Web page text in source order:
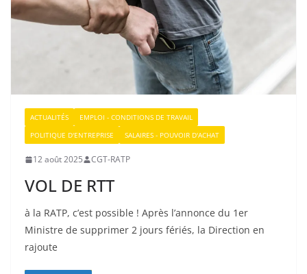
ACTUALITÉS
EMPLOI - CONDITIONS DE TRAVAIL
POLITIQUE D'ENTREPRISE
SALAIRES - POUVOIR D'ACHAT
12 août 2025 CGT-RATP
VOL DE RTT
à la RATP, c’est possible ! Après l’annonce du 1er
Ministre de supprimer 2 jours fériés, la Direction en
rajoute